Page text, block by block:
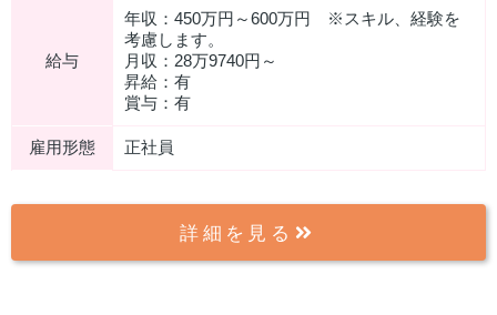
給与
年収：450万円～600万円 ※スキル、経験を
考慮します。
月収：28万9740円～
昇給：有
賞与：有
雇用形態 正社員
詳細を見る